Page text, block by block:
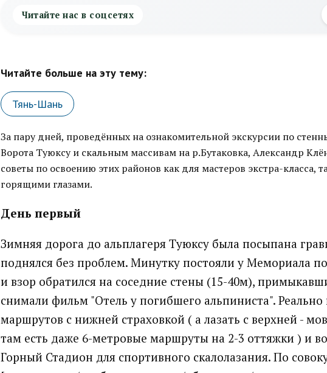
Читайте нас в соцсетях
Читайте больше на эту тему:
Тянь-Шань
За пару дней, проведённых на ознакомительной экскурсии по
Ворота Туюксу и скальным массивам на р.Бутаковка, Александр
советы по освоению этих районов как для мастеров экстра-класса,
горящими глазами.
День первый
Зимняя дорога до альплагеря Туюксу была посыпана
поднялся без проблем. Минутку постояли у Мемориала
и взор обратился на соседние стены (15-40м),
снимали фильм "Отель у погибшего альпиниста". Реально
маршрутов с нижней страховкой ( а лазать с верхней -
там есть даже 6-метровые маршруты на 2-3 оттяжки ) и
Горный Стадион для спортивного скалолазания. По